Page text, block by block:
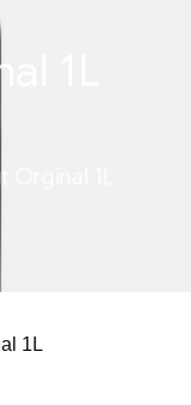
1L
Orginal 1L
1L